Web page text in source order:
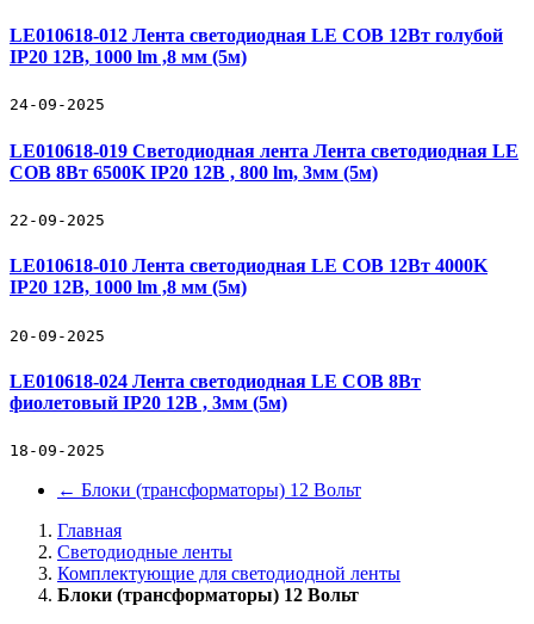
LE010618-012 Лента светодиодная LE COB 12Вт голубой
IP20 12В, 1000 lm ,8 мм (5м)
24-09-2025
LE010618-019 Светодиодная лента Лента светодиодная LE
COB 8Вт 6500K IP20 12В , 800 lm, 3мм (5м)
22-09-2025
LE010618-010 Лента светодиодная LE COB 12Вт 4000K
IP20 12В, 1000 lm ,8 мм (5м)
20-09-2025
LE010618-024 Лента светодиодная LE COB 8Вт
фиолетовый IP20 12В , 3мм (5м)
18-09-2025
← Блоки (трансформаторы) 12 Вольт
Главная
Светодиодные ленты
Комплектующие для светодиодной ленты
Блоки (трансформаторы) 12 Вольт